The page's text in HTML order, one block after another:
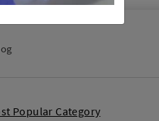
Popular Category